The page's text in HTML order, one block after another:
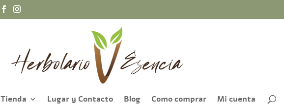
Tienda Lugar y Contacto Blog Como comprar Mi cuenta